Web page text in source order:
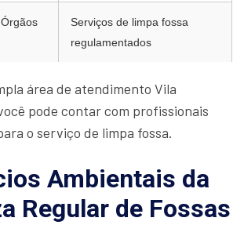
Serviços de limpa fossa
regulamentados
área de atendimento Vila
pode contar com profissionais
o serviço de limpa fossa.
Ambientais da
Regular de Fossas